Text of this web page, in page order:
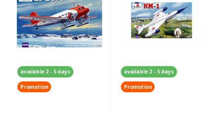
available 2 - 5 days
Promotion
available 2 - 5 days
Promotion